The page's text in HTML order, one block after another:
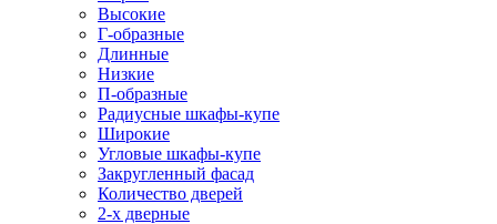
Высокие
Г-образные
Длинные
Низкие
П-образные
Радиусные шкафы-купе
Широкие
Угловые шкафы-купе
Закругленный фасад
Количество дверей
2-х дверные